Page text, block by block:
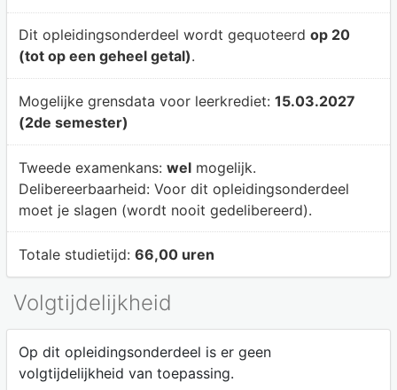
Dit opleidingsonderdeel wordt gequoteerd op 20
(tot op een geheel getal).
Mogelijke grensdata voor leerkrediet: 15.03.2027
(2de semester)
Tweede examenkans: welmogelijk.
Delibereerbaarheid: Voor dit opleidingsonderdeel
moet je slagen (wordt nooit gedelibereerd).
Totale studietijd: 66,00 uren
Volgtijdelijkheid
Op dit opleidingsonderdeel is er geen
volgtijdelijkheid van toepassing.